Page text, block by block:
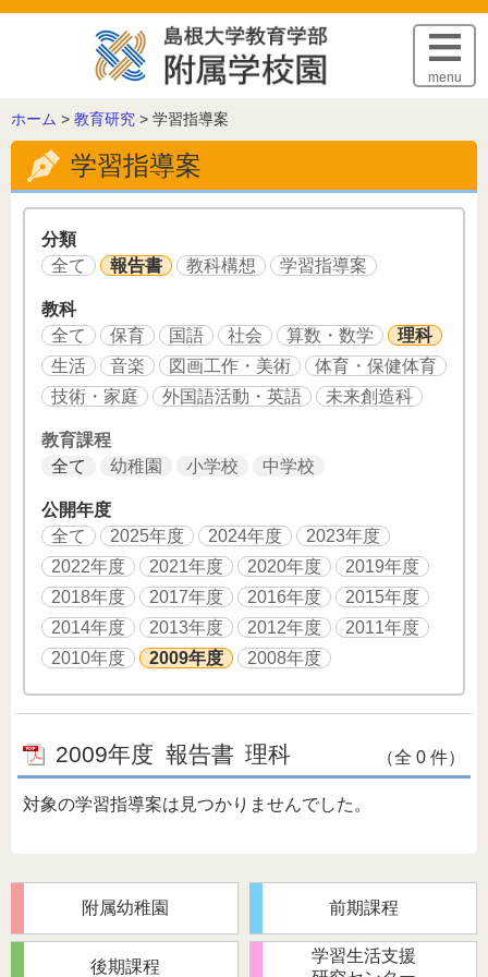
このページの本文へ
menu
こ
の
ー
ジ
ホーム > 教育研究 > 学習指導案
学習指導案
分類
全て
報告書 教科構想 学習指導案
教科
全て
保育 国語 社会 算数・数学
理科
生活
音楽 図画工作・美術
体育・保健体育
技術・家庭
外国語活動・英語 未来創造科
教育課程
全て
幼稚園 小学校 中学校
公開年度
全て
2025年度 2024年度
2023年度
2022年度
2021年度 2020年度
2019年度
2018年度
2017年度 2016年度
2015年度
2014年度
2013年度 2012年度
2011年度
2010年度
2009年度 2008年度
2009年度 報告書 理科 （全 0 件）
対象の学習指導案は見つかりませんでした。
附属幼稚園 前期課程
後期課程
学習生活支援